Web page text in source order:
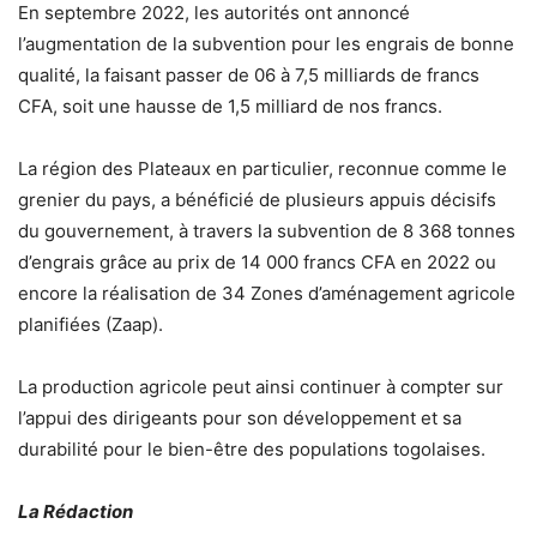
En septembre 2022, les autorités ont annoncé
l’augmentation de la subvention pour les engrais de bonne
qualité, la faisant passer de 06 à 7,5 milliards de francs
CFA, soit une hausse de 1,5 milliard de nos francs.
La région des Plateaux en particulier, reconnue comme le
grenier du pays, a bénéficié de plusieurs appuis décisifs
du gouvernement, à travers la subvention de 8 368 tonnes
d’engrais grâce au prix de 14 000 francs CFA en 2022 ou
encore la réalisation de 34 Zones d’aménagement agricole
planifiées (Zaap).
La production agricole peut ainsi continuer à compter sur
l’appui des dirigeants pour son développement et sa
durabilité pour le bien-être des populations togolaises.
La Rédaction